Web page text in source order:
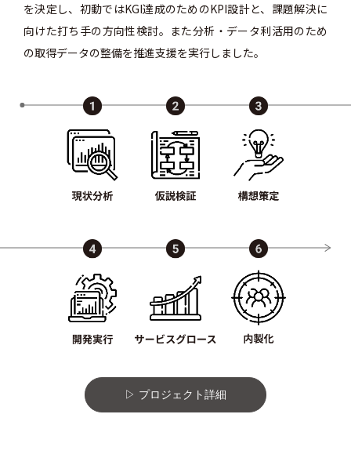
を決定し、初動ではKGI達成のためのKPI設計と、課題解決に
向けた打ち手の方向性検討。また分析・データ利活用のため
の取得データの整備を推進支援を実行しました。
プロジェクト詳細